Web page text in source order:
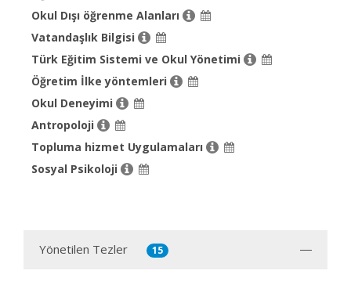
Okul Dışı öğrenme Alanları
Vatandaşlık Bilgisi
Türk Eğitim Sistemi ve Okul Yönetimi
Öğretim İlke yöntemleri
Okul Deneyimi
Antropoloji
Topluma hizmet Uygulamaları
Sosyal Psikoloji
Yönetilen Tezler 15